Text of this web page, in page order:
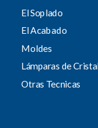
El Soplado
El Acabado
Moldes
Lámparas de
Otras Tecnicas